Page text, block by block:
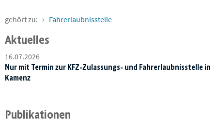
gehört zu: Fahrerlaubnisstelle
Aktuelles
16.07.2026
Nur mit Termin zur KFZ-Zulassungs- und Fahrerlaubnisstelle in
Kamenz
Publikationen